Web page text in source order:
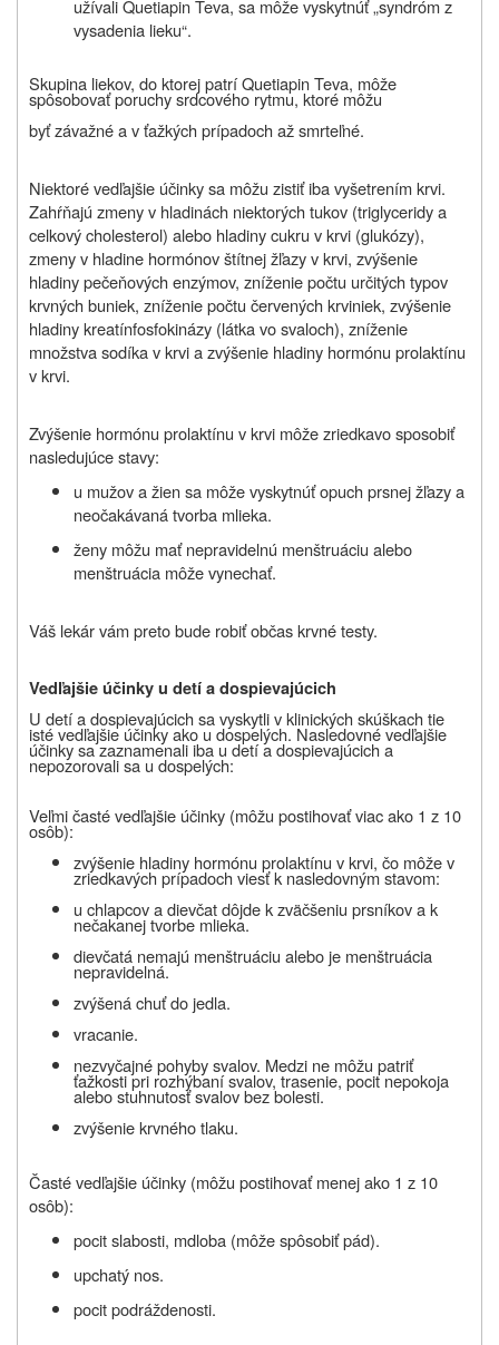
užívali Quetiapin Teva, sa môže vyskytnúť „syndróm z
vysadenia lieku“.
Skupina liekov, do ktorej patrí Quetiapin Teva, môže
spôsobovať poruchy srdcového rytmu, ktoré môžu
byť závažné a v ťažkých prípadoch až smrteľné.
Niektoré vedľajšie účinky sa môžu zistiť iba vyšetrením krvi.
Zahŕňajú zmeny v hladinách niektorých tukov (triglyceridy a
celkový cholesterol) alebo hladiny cukru v krvi (glukózy),
zmeny v hladine hormónov štítnej žľazy v krvi, zvýšenie
hladiny pečeňových enzýmov, zníženie počtu určitých typov
krvných buniek, zníženie počtu červených krviniek, zvýšenie
hladiny kreatínfosfokinázy (látka vo svaloch), zníženie
množstva sodíka v krvi a zvýšenie hladiny hormónu prolaktínu
v krvi.
Zvýšenie hormónu prolaktínu v krvi môže zriedkavo sposobiť
nasledujúce stavy:
u mužov a žien sa môže vyskytnúť opuch prsnej žľazy a
neočakávaná tvorba mlieka.
ženy môžu mať nepravidelnú menštruáciu alebo
menštruácia môže vynechať.
Váš lekár vám preto bude robiť občas krvné testy.
Vedľajšie účinky u detí a dospievajúcich
U detí a dospievajúcich sa vyskytli v klinických skúškach tie
isté vedľajšie účinky ako u dospelých. Nasledovné vedľajšie
účinky sa zaznamenali iba u detí a dospievajúcich a
nepozorovali sa u dospelých:
Veľmi časté vedľajšie účinky (môžu postihovať viac ako 1 z 10
osôb):
zvýšenie hladiny hormónu prolaktínu v krvi, čo môže v
zriedkavých prípadoch viesť k nasledovným stavom:
u chlapcov a dievčat dôjde k zväčšeniu prsníkov a k
nečakanej tvorbe mlieka.
dievčatá nemajú menštruáciu alebo je menštruácia
nepravidelná.
zvýšená chuť do jedla.
vracanie.
nezvyčajné pohyby svalov. Medzi ne môžu patriť
ťažkosti pri rozhýbaní svalov, trasenie, pocit nepokoja
alebo stuhnutosť svalov bez bolesti.
zvýšenie krvného tlaku.
Časté vedľajšie účinky (môžu postihovať menej ako 1 z 10
osôb):
pocit slabosti, mdloba (môže spôsobiť pád).
upchatý nos.
pocit podráždenosti.